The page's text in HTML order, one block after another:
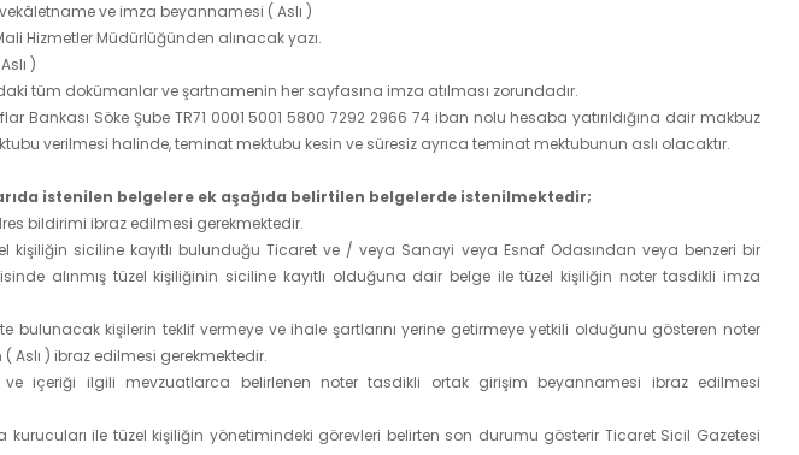
ve imza beyannamesi ( Aslı )
Hizmetler Müdürlüğünden alınacak yazı.
)
tüm dokümanlar ve şartnamenin her sayfasına imza atılması zorundadır.
Bankası Söke Şube TR71 0001 5001 5800 7292 2966 74 iban nolu hesaba yatırıldığına dair makbuz
verilmesi halinde, teminat mektubu kesin ve süresiz ayrıca teminat mektubunun aslı olacaktır.
istenilen belgelere ek aşağıda belirtilen belgelerde istenilmektedir;
bildirimi ibraz edilmesi gerekmektedir.
kişiliğin siciline kayıtlı bulunduğu Ticaret ve / veya Sanayi veya Esnaf Odasından veya benzeri bir
alınmış tüzel kişiliğinin siciline kayıtlı olduğuna dair belge ile tüzel kişiliğin noter tasdikli imza
bulunacak kişilerin teklif vermeye ve ihale şartlarını yerine getirmeye yetkili olduğunu gösteren noter
) ibraz edilmesi gerekmektedir.
içeriği ilgili mevzuatlarca belirlenen noter tasdikli ortak girişim beyannamesi ibraz edilmesi
kurucuları ile tüzel kişiliğin yönetimindeki görevleri belirten son durumu gösterir Ticaret Sicil Gazetesi